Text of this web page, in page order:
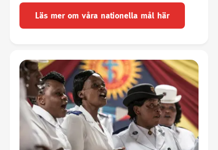
Läs mer om våra nationella mål här